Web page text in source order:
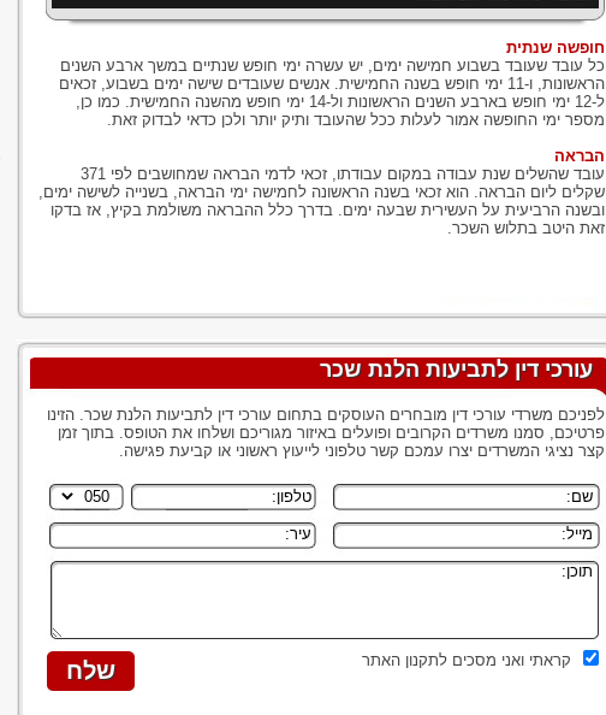
חופשה שנתית
כל עובד שעובד בשבוע חמישה ימים, יש עשרה ימי חופש שנתיים במשך ארבע השנים
הראשונות, ו-11 ימי חופש בשנה החמישית. אנשים שעובדים שישה ימים בשבוע, זכאים
ל-12 ימי חופש בארבע השנים הראשונות ול-14 ימי חופש מהשנה החמישית. כמו כן,
מספר ימי החופשה אמור לעלות ככל שהעובד ותיק יותר ולכן כדאי לבדוק זאת.
הבראה
עובד שהשלים שנת עבודה במקום עבודתו, זכאי לדמי הבראה שמחושבים לפי 371
שקלים ליום הבראה. הוא זכאי בשנה הראשונה לחמישה ימי הבראה, בשנייה לשישה ימים,
ובשנה הרביעית על העשירית שבעה ימים. בדרך כלל ההבראה משולמת בקיץ, אז בדקו
זאת היטב בתלוש השכר.
עורכי דין לתביעות הלנת שכר
לפניכם משרדי עורכי דין מובחרים העוסקים בתחום עורכי דין לתביעות הלנת שכר. הזינו
פרטיכם, סמנו משרדים הקרובים ופועלים באיזור מגוריכם ושלחו את הטופס. בתוך זמן
קצר נציגי המשרדים יצרו עמכם קשר טלפוני לייעוץ ראשוני או קביעת פגישה.
קראתי ואני מסכים לתקנון האתר